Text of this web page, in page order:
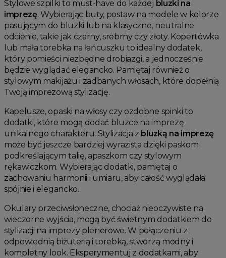
Stylowe szpilki to must-have do każdej bluzki na
imprezę. Wybierając buty, postaw na modele w kolorze
pasującym do bluzki lub na klasyczne, neutralne
odcienie, takie jak czarny, srebrny czy złoty. Kopertówka
lub mała torebka na łańcuszku to idealny dodatek,
który pomieści niezbędne drobiazgi, a jednocześnie
będzie wyglądać elegancko. Pamiętaj również o
stylowym makijażu i zadbanych włosach, które dopełnią
Twoją imprezową stylizację.
Kapelusze, opaski na włosy czy ozdobne spinki to
dodatki, które mogą dodać bluzce na imprezę
unikalnego charakteru. Stylizacja z bluzką na imprezę
może być jeszcze bardziej wyrazista dzięki paskom
podkreślającym talię, apaszkom czy stylowym
rękawiczkom. Wybierając dodatki, pamiętaj o
zachowaniu harmonii i umiaru, aby całość wyglądała
spójnie i elegancko.
Okulary przeciwsłoneczne, chociaż nieoczywiste na
wieczorne wyjścia, mogą być świetnym dodatkiem do
stylizacji na imprezy plenerowe. W połączeniu z
odpowiednią biżuterią i torebką, stworzą modny i
kompletny look. Eksperymentuj z dodatkami, aby